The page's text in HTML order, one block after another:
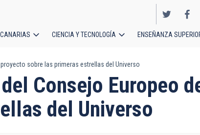
CIENCIA Y TECNOLOGÍA ENSEÑANZA
sobre las primeras estrellas del Universo
Consejo Europeo
del Universo